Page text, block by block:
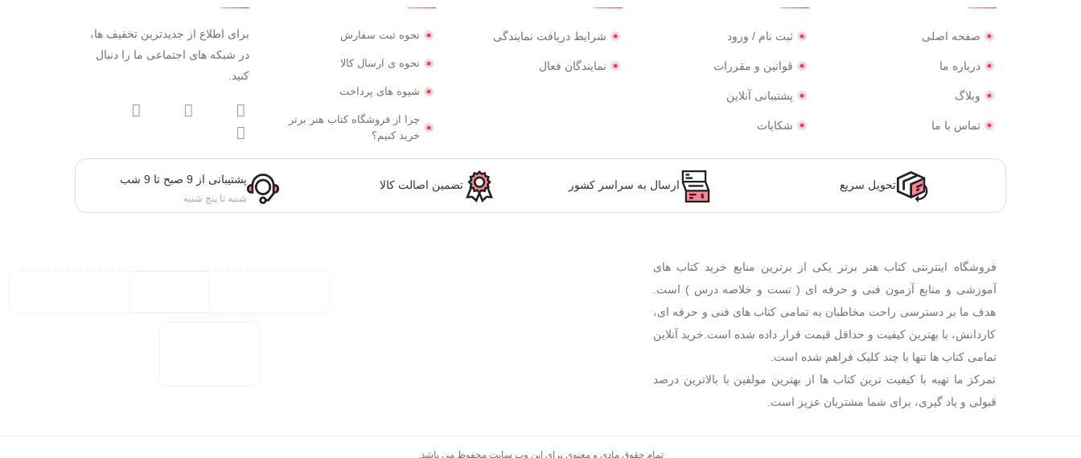
صفحه اصلی
درباره ما
وبلاگ
تماس با ما
ثبت نام / ورود
قوانین و مقررات
پشتیبانی آنلاین
شکایات
شرایط دریافت نمایندگی
نمایندگان فعال
نحوه ثبت سفارش
نحوه ی ارسال کالا
شیوه های پرداخت
چرا از فروشگاه کتاب هنر برتر
خرید کنیم؟
برای اطلاع از جدیدترین تخفیف ها،
در شبکه های اجتماعی ما را دنبال
کنید.
تحویل سریع ارسال به سراسر کشور تضمین اصالت کالا پشتیبانی از 9 صبح تا 9 شب
شنبه تا پنج شنبه
فروشگاه اینترنتی کتاب هنر برتر یکی از برترین منابع خرید کتاب های
آموزشی و منابع آزمون فنی و حرفه ای ( تست و خلاصه درس ) است.
هدف ما بر دسترسی راحت مخاطبان به تمامی کتاب های فنی و حرفه ای،
کاردانش، با بهترین کیفیت و حداقل قیمت قرار داده شده است.خرید آنلاین
تمامی کتاب ها تنها با چند کلیک فراهم شده است.
تمرکز ما تهیه با کیفیت ترین کتاب ها از بهترین مولفین با بالاترین درصد
قبولی و یاد گیری، برای شما مشتریان عزیز است.
تمام حقوق مادی و معنوی برای این وب سایت محفوظ می باشد.